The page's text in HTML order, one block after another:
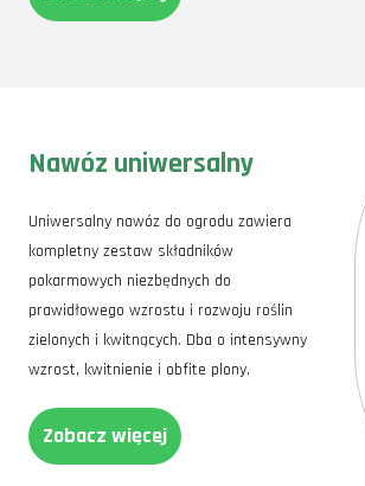
Nawóz uniwersalny
Uniwersalny nawóz do ogrodu zawiera
kompletny zestaw składników
pokarmowych niezbędnych do
prawidłowego wzrostu i rozwoju roślin
zielonych i kwitnących. Dba o intensywny
wzrost, kwitnienie i obfite plony.
Zobacz więcej